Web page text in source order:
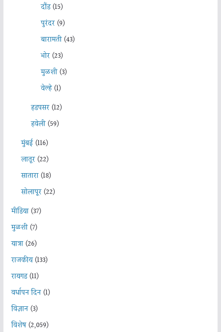
दौंड(15)
पुरंदर(9)
बारामती(43)
भोर(23)
मुळशी(3)
वेल्हे(1)
हडपसर(12)
हवेली(59)
मुंबई(116)
लातूर(22)
सातारा(18)
सोलापूर(22)
मीडिया(37)
मुळशी(7)
यात्रा(26)
राजकीय(133)
रायगड(11)
वर्धापन दिन(1)
विज्ञान(3)
विशेष(2,059)